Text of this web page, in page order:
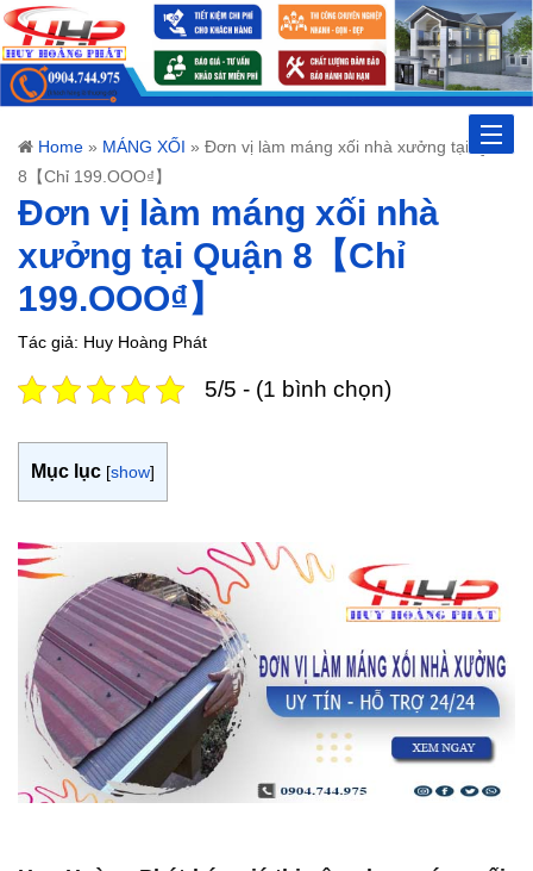
Toggle
Home » MÁNG XỐI » Đơn vị làm máng xối nhà xưởng tại Quận
8【Chỉ 199.OOO₫】
Đơn vị làm máng xối nhà
xưởng tại Quận 8【Chỉ
199.OOO₫】
Tác giả: Huy Hoàng Phát
5/5 - (1 bình chọn)
Mục lục [show]